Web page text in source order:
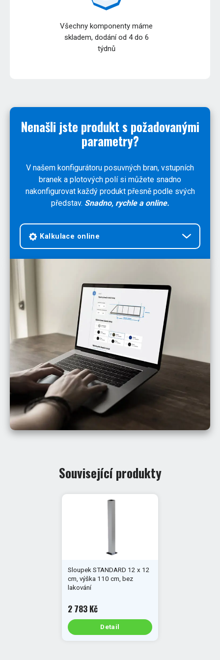
Všechny komponenty máme
skladem, dodání od 4 do 6
týdnů
Nenašli jste produkt s požadovanými
parametry?
V našem konfigurátoru posuvných bran, vstupních
branek a plotových polí si můžete snadno
nakonfigurovat každý produkt přesně podle svých
představ. Snadno, rychle a online.
Kalkulace online
Související produkty
Sloupek STANDARD 12 x 12
cm, výška 110 cm, bez
lakování
2 783 Kč
Detail